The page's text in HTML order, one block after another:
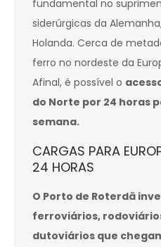
fundamental no
siderúrgicas da
Holanda. Cerca de
ferro no nordeste da
Afinal, é possível o
do Norte por 24 horas
semana.
CARGAS PARA
24 HORAS
O Porto de Roterdã
ferroviários,
dutoviários que